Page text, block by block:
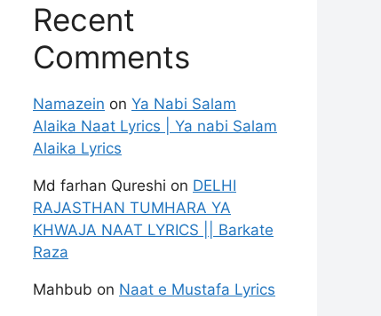
Recent
Comments
Namazein on Ya Nabi Salam
Alaika Naat Lyrics | Ya nabi Salam
Alaika Lyrics
Md farhan Qureshi on DELHI
RAJASTHAN TUMHARA YA
KHWAJA NAAT LYRICS || Barkate
Raza
Mahbub on Naat e Mustafa Lyrics